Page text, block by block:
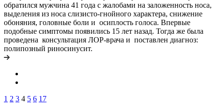
обратился мужчина 41 года с жалобами на заложенность носа,
выделения из носа слизисто-гнойного характера, снижение
обоняния, головные боли и осиплость голоса. Впервые
подобные симптомы появились 15 лет назад. Тогда же была
проведена консультация ЛОР-врача и поставлен диагноз:
полипозный риносинусит.
1 2 3 4 5 6 17